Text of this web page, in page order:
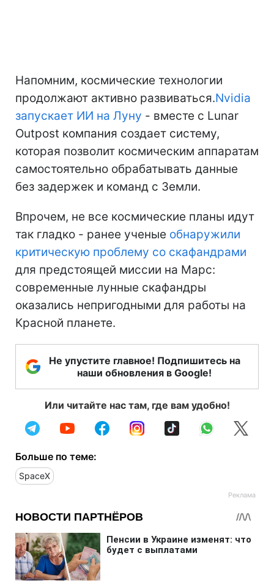
Напомним, космические технологии
продолжают активно развиваться.Nvidia
запускает ИИ на Луну - вместе с Lunar
Outpost компания создает систему,
которая позволит космическим аппаратам
самостоятельно обрабатывать данные
без задержек и команд с Земли.
Впрочем, не все космические планы идут
так гладко - ранее ученые обнаружили
критическую проблему со скафандрами
для предстоящей миссии на Марс:
современные лунные скафандры
оказались непригодными для работы на
Красной планете.
Не упустите главное! Подпишитесь на
наши обновления в Google!
Или читайте нас там, где вам удобно!
Больше по теме:
SpaceX